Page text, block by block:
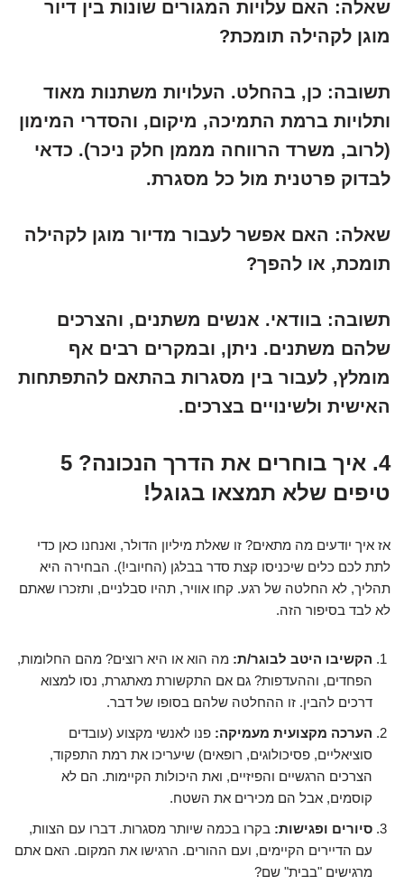
שאלה: האם עלויות המגורים שונות בין דיור
מוגן לקהילה תומכת?
תשובה: כן, בהחלט. העלויות משתנות מאוד
ותלויות ברמת התמיכה, מיקום, והסדרי המימון
(לרוב, משרד הרווחה מממן חלק ניכר). כדאי
לבדוק פרטנית מול כל מסגרת.
שאלה: האם אפשר לעבור מדיור מוגן לקהילה
תומכת, או להפך?
תשובה: בוודאי. אנשים משתנים, והצרכים
שלהם משתנים. ניתן, ובמקרים רבים אף
מומלץ, לעבור בין מסגרות בהתאם להתפתחות
האישית ולשינויים בצרכים.
4. איך בוחרים את הדרך הנכונה? 5
טיפים שלא תמצאו בגוגל!
אז איך יודעים מה מתאים? זו שאלת מיליון הדולר, ואנחנו כאן כדי
לתת לכם כלים שיכניסו קצת סדר בבלגן (החיובי!). הבחירה היא
תהליך, לא החלטה של רגע. קחו אוויר, תהיו סבלניים, ותזכרו שאתם
לא לבד בסיפור הזה.
הקשיבו היטב לבוגר/ת: מה הוא או היא רוצים? מהם החלומות,
הפחדים, וההעדפות? גם אם התקשורת מאתגרת, נסו למצוא
דרכים להבין. זו ההחלטה שלהם בסופו של דבר.
הערכה מקצועית מעמיקה: פנו לאנשי מקצוע (עובדים
סוציאליים, פסיכולוגים, רופאים) שיעריכו את רמת התפקוד,
הצרכים הרגשיים והפיזיים, ואת היכולות הקיימות. הם לא
קוסמים, אבל הם מכירים את השטח.
סיורים ופגישות: בקרו בכמה שיותר מסגרות. דברו עם הצוות,
עם הדיירים הקיימים, ועם ההורים. הרגישו את המקום. האם אתם
מרגישים "בבית" שם?